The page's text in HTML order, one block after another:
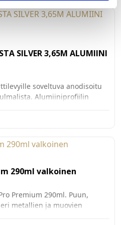
SILVER 3,65M ALUMIINI
soveltuva anodisoitu
Alumiiniprofiilin
290ml valkoinen
Premium 290ml. Puun,
metallien ja muovien